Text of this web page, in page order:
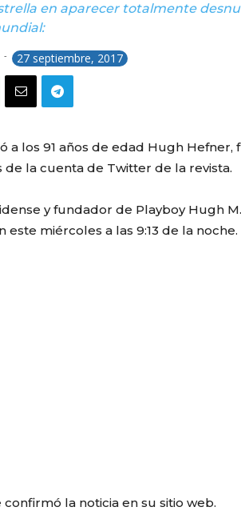
en aparecer totalmente
- 27 septiembre, 2017
a los 91 años de edad Hugh Hefner,
de la cuenta de Twitter de la revista.
y fundador de Playboy Hugh
este miércoles a las 9:13 de la noche.
confirmó la noticia en su sitio web.